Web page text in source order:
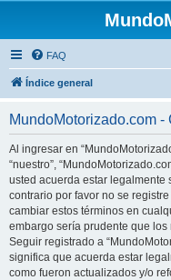
FAQ
Índice general
MundoMotorizado.com
Al ingresar en
“nuestro”,
usted acuerda estar legalmente
contrario por favor no se
cambiar estos términos en
embargo sería prudente que
Seguir registrado a
significa que acuerda estar
como fueron actualizados y/o